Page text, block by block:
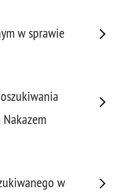
w sprawie
w